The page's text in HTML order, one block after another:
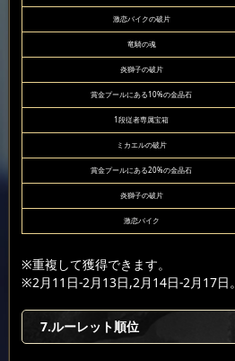
激恋バイクの破片
竜騎の魂
炎獅子の破片
賞金プールにある10%の金晶石
1段従者専属宝箱
ミカエルの破片
賞金プールにある20%の金晶石
炎獅子の破片
激恋バイク
※重複して獲得できます。
※2月11日-2月13日,2月14日-2月17日。
7.ルーレット順位